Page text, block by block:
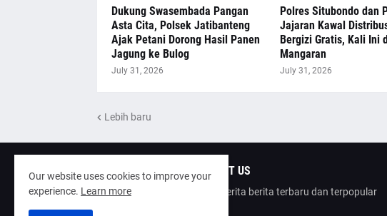
Dukung Swasembada Pangan
Asta Cita, Polsek Jatibanteng
Ajak Petani Dorong Hasil Panen
Jagung ke Bulog
July 31, 2026
Polres Situbondo dan
Jajaran Kawal
Bergizi Gratis, Kali Ini
Mangaran
July 31, 2026
Lebih baru
ABOUT US
poinberita berita terbaru dan terpopular
Our website uses cookies to improve your
experience. Learn more